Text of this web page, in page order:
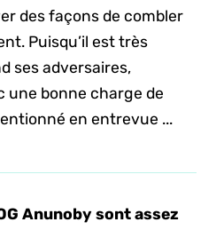
des façons de combler
Puisqu’il est très
ses adversaires,
une bonne charge de
en entrevue ...
Anunoby sont assez